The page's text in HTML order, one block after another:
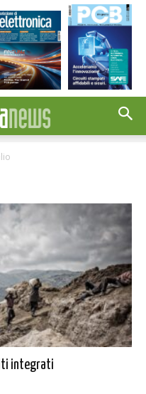
integrati